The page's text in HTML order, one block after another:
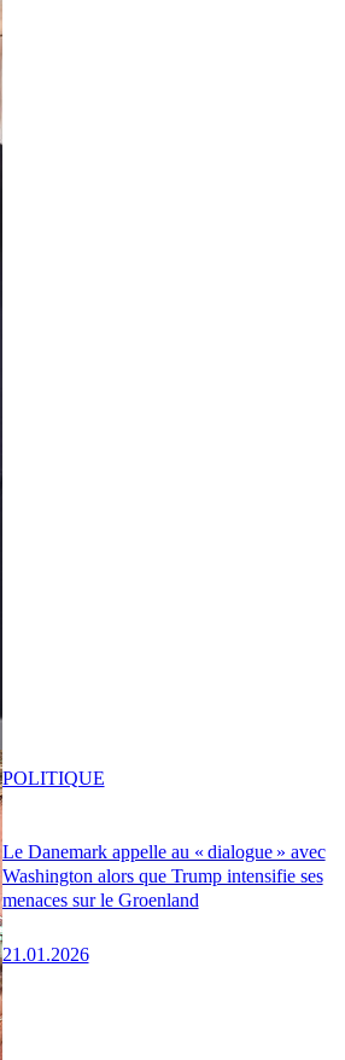
Le Danemark appelle au « dialogue » avec
Washington alors que Trump intensifie ses
menaces sur le Groenland
21.01.2026
POLITIQUE